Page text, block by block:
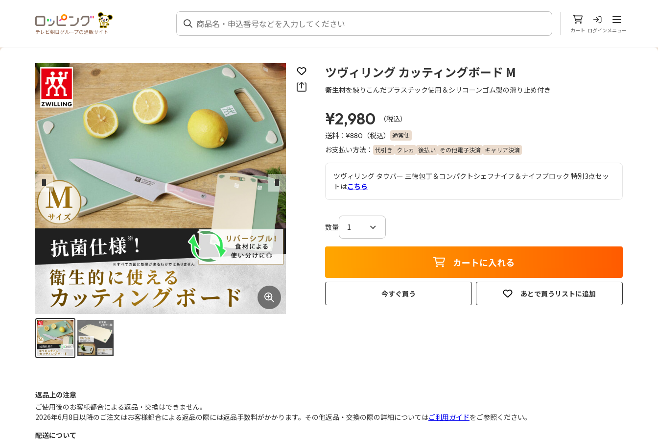
テレビ朝日グループの通販サイト カート ログイン
メニューを開
メニュー
前のスライド 次のスライド
お気に入りに登録
ツヴィリング カッティングボード M
衛生材を練りこんだプラスチック使用＆シリコーンゴム製の滑り止め付き
¥2,980
（税込）
送料： ¥880 （税込） 通常便
お支払い方法： 代引き クレカ 後払い その他電子決済 キャリア決済
ツヴィリング タウバー 三徳包丁＆コンパクトシェフナイフ＆ナイフブロック 特別3点セッ
トはこちら
数量
カートに入れる
今すぐ買う あとで買うリストに追加
返品上の注意
ご使用後のお客様都合による返品・交換はできません｡
2026年6月8日以降のご注文はお客様都合による返品の際には返品手数料がかかります。その他返品・交換の際の詳細についてはご利用ガイドをご参照ください。
配送について